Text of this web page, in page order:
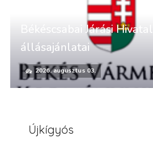
Békéscsabai Járási
állásajánlatai
2026. augusztus 03.
Újkígyós